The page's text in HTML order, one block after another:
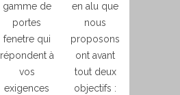
gamme de
portes
fenetre qui
répondent à
vos
exigences
en alu que
nous
proposons
ont avant
tout deux
objectifs :